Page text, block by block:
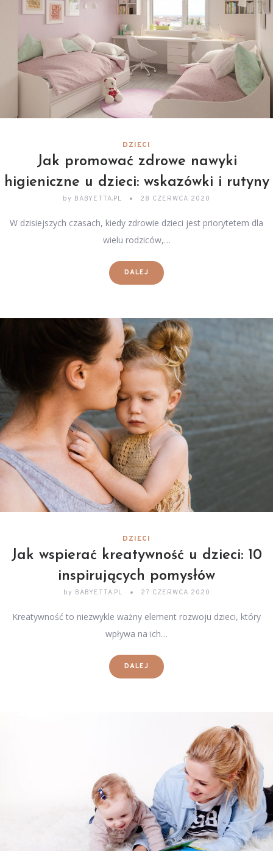
DZIECI
Jak promować zdrowe nawyki
higieniczne u dzieci: wskazówki i rutyny
by BABYETTA.PL 28 CZERWCA 2020
W dzisiejszych czasach, kiedy zdrowie dzieci jest priorytetem dla
wielu rodziców,…
DALEJ
DZIECI
Jak wspierać kreatywność u dzieci: 10
inspirujących pomysłów
by BABYETTA.PL 27 CZERWCA 2020
Kreatywność to niezwykle ważny element rozwoju dzieci, który
wpływa na ich…
DALEJ